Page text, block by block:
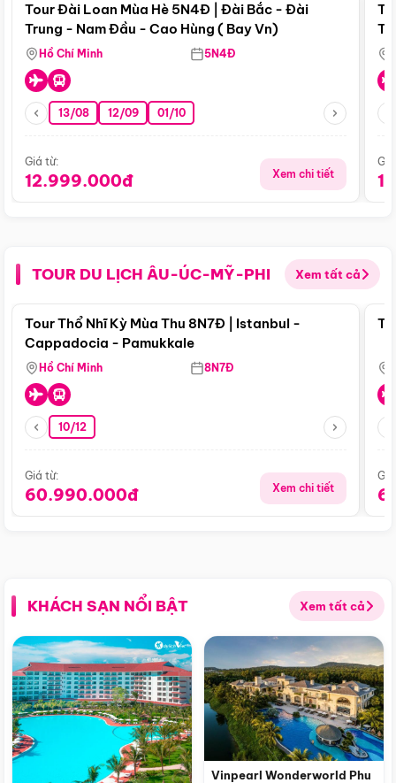
Tour Đài Loan Mùa Hè 5N4Đ | Đài Bắc - Đài
Trung - Nam Đầu - Cao Hùng ( Bay Vn)
Hồ Chí Minh 5N4Đ
13/08 12/09 01/10
Giá từ:
12.999.000đ Xem chi tiết
TOUR DU LỊCH ÂU-ÚC-MỸ-PHI Xem tất cả
Điểm nổi bật
Tour Thổ Nhĩ Kỳ Mùa Thu 8N7Đ | Istanbul -
Cappadocia - Pamukkale
Hồ Chí Minh 8N7Đ
10/12
Giá từ:
60.990.000đ Xem chi tiết
KHÁCH SẠN NỔI BẬT Xem tất cả
Vinpearl Wonderworld Phu